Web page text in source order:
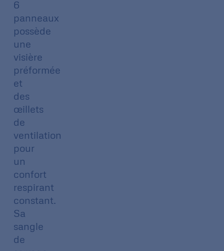
6
panneaux
possède
une
visière
préformée
et
des
œillets
de
ventilation
pour
un
confort
respirant
constant.
Sa
sangle
de